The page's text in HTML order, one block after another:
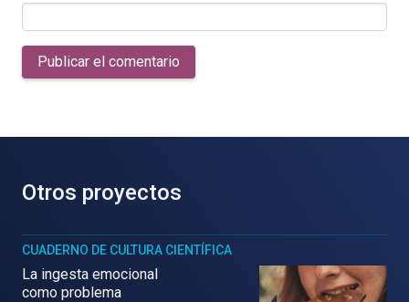
Publicar el comentario
Otros proyectos
CUADERNO DE CULTURA CIENTÍFICA
La ingesta emocional
como problema